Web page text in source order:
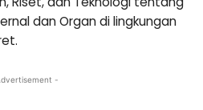
dan Organ di lingkungan
-